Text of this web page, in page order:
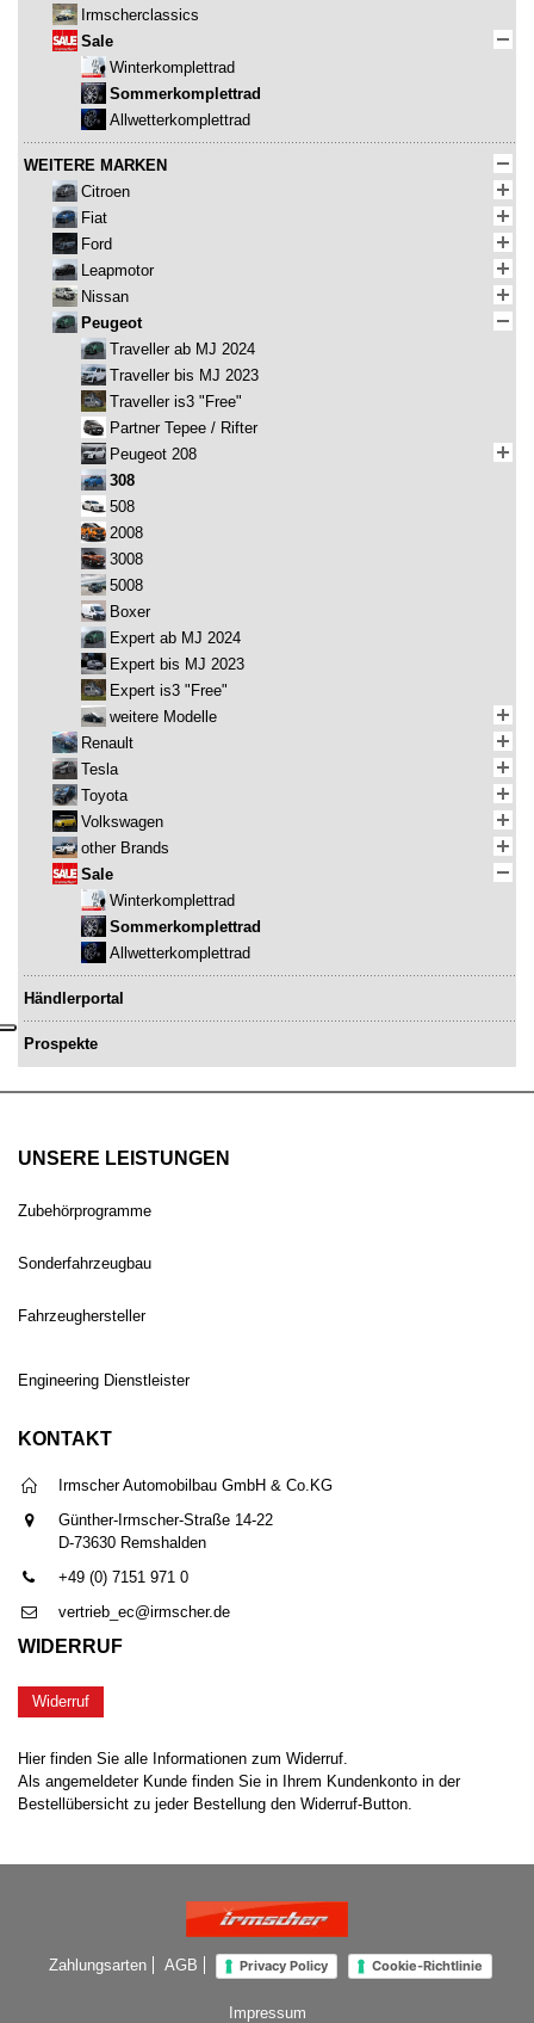
Irmscherclassics
Sale
Winterkomplettrad
Sommerkomplettrad
Allwetterkomplettrad
WEITERE MARKEN
Citroen
Fiat
Ford
Leapmotor
Nissan
Peugeot
Traveller ab MJ 2024
Traveller bis MJ 2023
Traveller is3 "Free"
Partner Tepee / Rifter
Peugeot 208
308
508
2008
3008
5008
Boxer
Expert ab MJ 2024
Expert bis MJ 2023
Expert is3 "Free"
weitere Modelle
Renault
Tesla
Toyota
Volkswagen
other Brands
Sale
Winterkomplettrad
Sommerkomplettrad
Allwetterkomplettrad
Händlerportal
Prospekte
UNSERE LEISTUNGEN
Zubehörprogramme
Sonderfahrzeugbau
Fahrzeughersteller
Engineering Dienstleister
KONTAKT
Irmscher Automobilbau GmbH & Co.KG
Günther-Irmscher-Straße 14-22
D-73630 Remshalden
+49 (0) 7151 971 0
vertrieb_ec@irmscher.de
WIDERRUF
Widerruf
Hier finden Sie alle Informationen zum Widerruf.
Als angemeldeter Kunde finden Sie in Ihrem Kundenkonto in der
Bestellübersicht zu jeder Bestellung den Widerruf-Button.
Zahlungsarten AGB Privacy Policy Cookie-Richtlinie
Impressum